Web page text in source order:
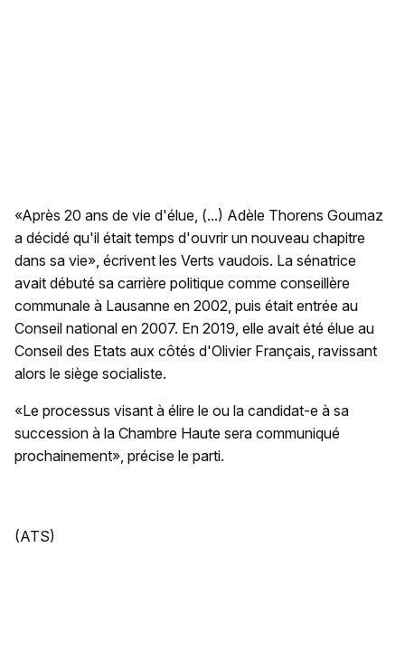
«Après 20 ans de vie d'élue, (...) Adèle Thorens Goumaz
a décidé qu'il était temps d'ouvrir un nouveau chapitre
dans sa vie», écrivent les Verts vaudois. La sénatrice
avait débuté sa carrière politique comme conseillère
communale à Lausanne en 2002, puis était entrée au
Conseil national en 2007. En 2019, elle avait été élue au
Conseil des Etats aux côtés d'Olivier Français, ravissant
alors le siège socialiste.
«Le processus visant à élire le ou la candidat-e à sa
succession à la Chambre Haute sera communiqué
prochainement», précise le parti.
(ATS)